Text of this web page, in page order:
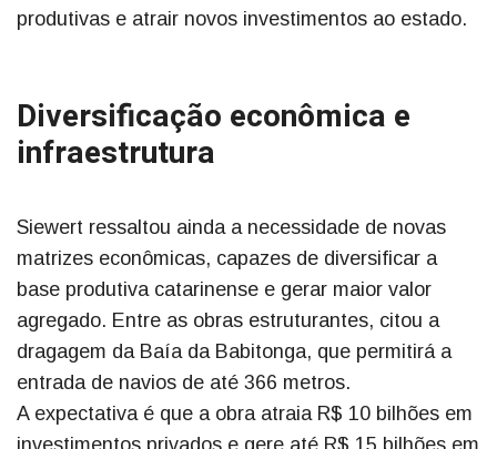
produtivas e atrair novos investimentos ao estado.
Diversificação econômica e
infraestrutura
Siewert ressaltou ainda a necessidade de novas
matrizes econômicas, capazes de diversificar a
base produtiva catarinense e gerar maior valor
agregado. Entre as obras estruturantes, citou a
dragagem da Baía da Babitonga, que permitirá a
entrada de navios de até 366 metros.
A expectativa é que a obra atraia R$ 10 bilhões em
investimentos privados e gere até R$ 15 bilhões em